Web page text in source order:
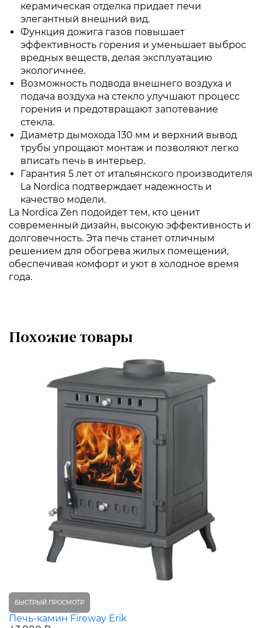
керамическая отделка придает печи
элегантный внешний вид.
Функция дожига газов повышает
эффективность горения и уменьшает выброс
вредных веществ, делая эксплуатацию
экологичнее.
Возможность подвода внешнего воздуха и
подача воздуха на стекло улучшают процесс
горения и предотвращают запотевание
стекла.
Диаметр дымохода 130 мм и верхний вывод
трубы упрощают монтаж и позволяют легко
вписать печь в интерьер.
Гарантия 5 лет от итальянского производителя
La Nordica подтверждает надежность и
качество модели.
La Nordica Zen подойдет тем, кто ценит
современный дизайн, высокую эффективность и
долговечность. Эта печь станет отличным
решением для обогрева жилых помещений,
обеспечивая комфорт и уют в холодное время
года.
Похожие товары
БЫСТРЫЙ ПРОСМОТР
Печь-камин Fireway Erik